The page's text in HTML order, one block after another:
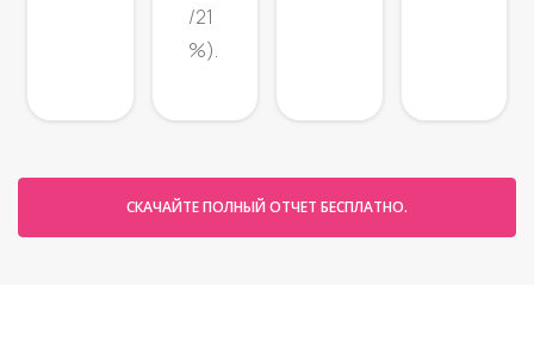
/21
%).
СКАЧАЙТЕ ПОЛНЫЙ ОТЧЕТ БЕСПЛАТНО.